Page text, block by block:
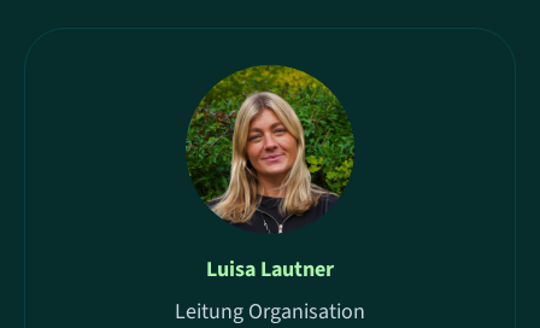
Luisa Lautner
Leitung Organisation